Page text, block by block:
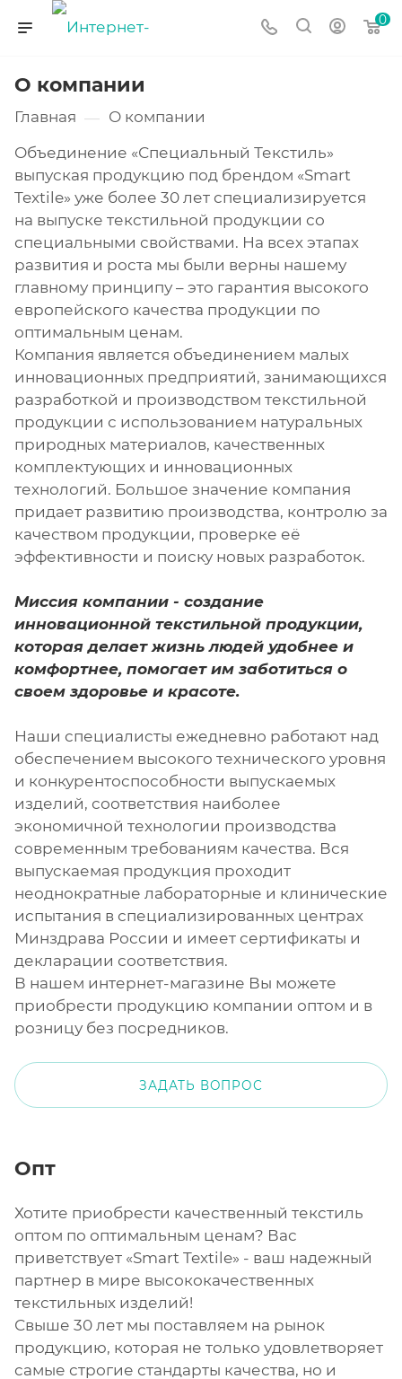
0
О компании
Главная — О компании
Объединение «Специальный Текстиль»
выпуская продукцию под брендом «Smart
Textile» уже более 30 лет специализируется
на выпуске текстильной продукции со
специальными свойствами. На всех этапах
развития и роста мы были верны нашему
главному принципу – это гарантия высокого
европейского качества продукции по
оптимальным ценам.
Компания является объединением малых
инновационных предприятий, занимающихся
разработкой и производством текстильной
продукции с использованием натуральных
природных материалов, качественных
комплектующих и инновационных
технологий. Большое значение компания
придает развитию производства, контролю за
качеством продукции, проверке её
эффективности и поиску новых разработок.
Миссия компании - создание
инновационной текстильной продукции,
которая делает жизнь людей удобнее и
комфортнее, помогает им заботиться о
своем здоровье и красоте.
Наши специалисты ежедневно работают над
обеспечением высокого технического уровня
и конкурентоспособности выпускаемых
изделий, соответствия наиболее
экономичной технологии производства
современным требованиям качества. Вся
выпускаемая продукция проходит
неоднократные лабораторные и клинические
испытания в специализированных центрах
Минздрава России и имеет сертификаты и
декларации соответствия.
В нашем интернет-магазине Вы можете
приобрести продукцию компании оптом и в
розницу без посредников.
ЗАДАТЬ ВОПРОС
Опт
Хотите приобрести качественный текстиль
оптом по оптимальным ценам? Вас
приветствует «Smart Textile» - ваш надежный
партнер в мире высококачественных
текстильных изделий!
Свыше 30 лет мы поставляем на рынок
продукцию, которая не только удовлетворяет
самые строгие стандарты качества, но и